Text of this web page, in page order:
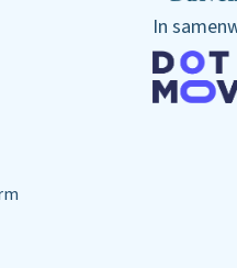
In